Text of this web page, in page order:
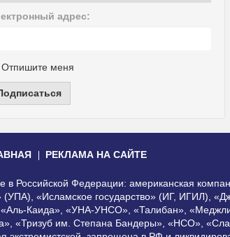
адрес:
Отпишите меня
РЕКЛАМА НА САЙТЕ
в Российской Федерации: американская
(УПА), «Исламское государство» (ИГ, ИГИЛ),
Каида», «УНА-УНСО», «Талибан»,
«Тризуб им. Степана Бандеры», «НСО»,